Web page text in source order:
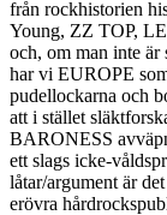
från rockhistorien
Young, ZZ TOP,
och, om man inte
har vi EUROPE
pudellockarna och
att i stället
BARONESS
ett slags icke-
låtar/argument är
erövra